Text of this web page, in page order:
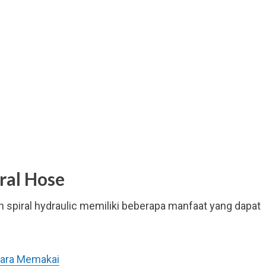
Hose
hydraulic memiliki beberapa manfaat yang dapat
Memakai